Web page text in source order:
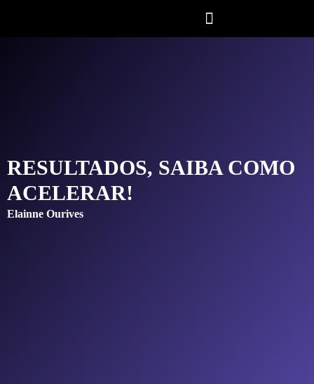
RESULTADOS, SAIBA COMO
ACELERAR!
Elainne Ourives